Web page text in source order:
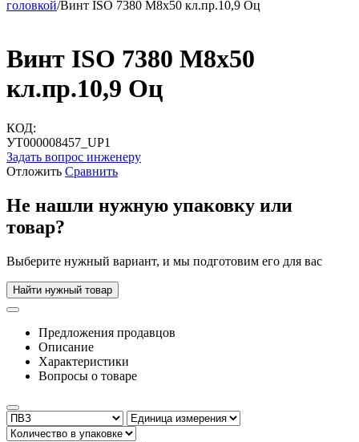
головкой/Винт ISO 7380 М8х50 кл.пр.10,9 Оц
Винт ISO 7380 М8х50
кл.пр.10,9 Оц
КОД:
УТ000008457_UP1
Задать вопрос инженеру
Отложить Сравнить
Не нашли нужную упаковку или
товар?
Выберите нужный вариант, и мы подготовим его для вас
Найти нужный товар
Предложения продавцов
Описание
Характеристики
Вопросы о товаре